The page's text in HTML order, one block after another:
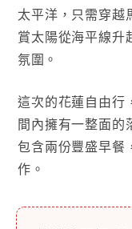
太平洋，只需穿越
賞太陽從海平線升
氛圍。
這次的花蓮自由行
間內擁有一整面的
包含兩份豐盛早餐
作。